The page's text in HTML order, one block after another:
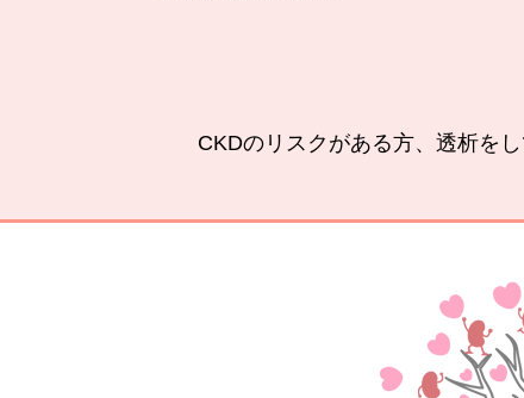
CKDのリスクがある方、透析を